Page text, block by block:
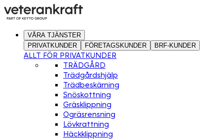
VÅRA TJÄNSTER
PRIVATKUNDER
FÖRETAGSKUNDER BRF-KUNDER
ALLT FÖR PRIVATKUNDER
TRÄDGÅRD
Trädgårdshjälp
Trädbeskärning
Snöskottning
Gräsklippning
Ogräsrensning
Lövkrattning
Häckklippning